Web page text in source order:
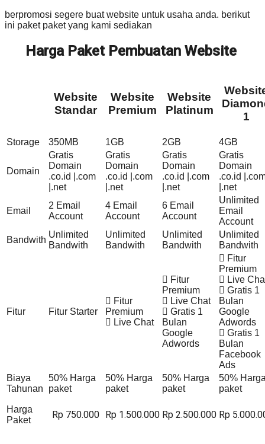
berpromosi segere buat website untuk usaha anda. berikut
ini paket paket yang kami sediakan
Harga Paket Pembuatan Website
Website
Standar
Website
Premium
Website
Platinum
1
Storage 350MB 1GB 2GB 4GB
Domain
Gratis
Domain
.co.id |.com
|.net
Gratis
Domain
.co.id |.com
|.net
Gratis
Domain
.co.id |.com
|.net
Gratis
Domain
.co.id
|.net
Email
2 Email
Account
4 Email
Account
6 Email
Account
Unlimited
Email
Account
Bandwith
Unlimited
Bandwith
Unlimited
Bandwith
Unlimited
Bandwith
Unlimited
Bandwith
Fitur Fitur Starter
Fitur
Premium
Live Chat
Fitur
Premium
Live Chat
Gratis 1
Bulan
Google
Adwords
Fitur
Premium
Live
Gratis 1
Bulan
Google
Adwords
Gratis 1
Bulan
Facebook
Ads
Biaya
Tahunan
50% Harga
paket
50% Harga
paket
50% Harga
paket
50%
paket
Harga
Paket
Rp 750.000 Rp 1.500.000 Rp 2.500.000 Rp